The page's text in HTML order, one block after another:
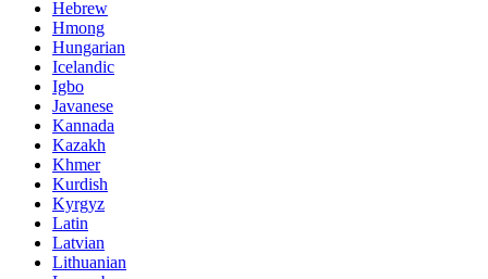
Hebrew
Hmong
Hungarian
Icelandic
Igbo
Javanese
Kannada
Kazakh
Khmer
Kurdish
Kyrgyz
Latin
Latvian
Lithuanian